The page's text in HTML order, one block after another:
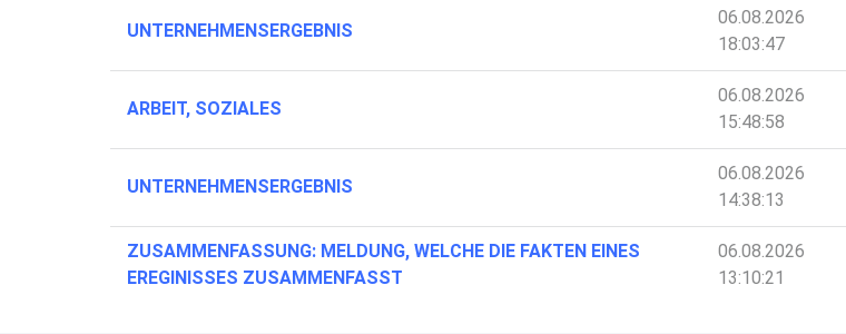
UNTERNEHMENSERGEBNIS
06.08.2026
18:03:47
ARBEIT, SOZIALES
06.08.2026
15:48:58
UNTERNEHMENSERGEBNIS
06.08.2026
14:38:13
ZUSAMMENFASSUNG: MELDUNG, WELCHE DIE FAKTEN EINES
EREGINISSES ZUSAMMENFASST
06.08.2026
13:10:21